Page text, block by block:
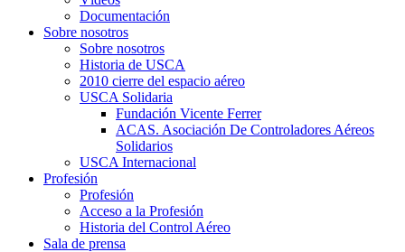
Documentación
Sobre nosotros
Sobre nosotros
Historia de USCA
2010 cierre del espacio aéreo
USCA Solidaria
Fundación Vicente Ferrer
ACAS. Asociación De Controladores Aéreos
Solidarios
USCA Internacional
Profesión
Profesión
Acceso a la Profesión
Historia del Control Aéreo
Sala de prensa